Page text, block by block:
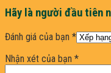
Hãy là người đầu tiên
Đánh giá của bạn *
Nhận xét của bạn *